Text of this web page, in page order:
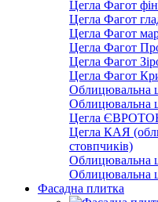
Цегла Фагот
Цегла Фагот
Цегла Фагот
Цегла Фагот
Цегла Фагот
Цегла Фагот
Облицювальна
Облицювальна
Цегла
Цегла КАЯ
стовпчиків)
Облицювальна
Облицювальна
Фасадна плитка